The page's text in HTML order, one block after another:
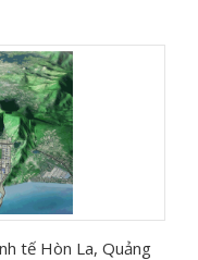
tế Hòn La, Quảng